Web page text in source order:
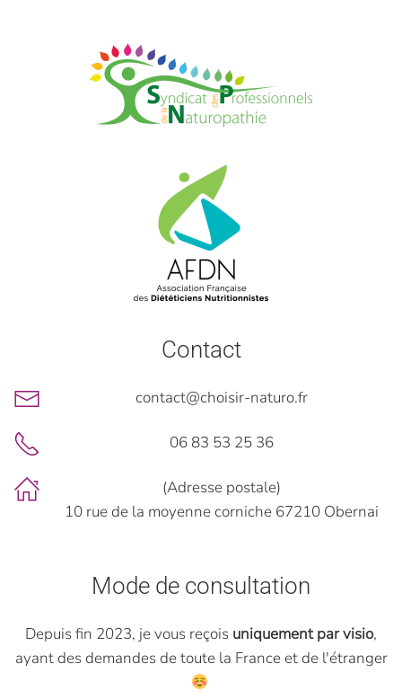
Contact
contact@choisir-naturo.fr
06 83 53 25 36
(Adresse postale)
10 rue de la moyenne corniche 67210 Obernai
Mode de consultation
Depuis fin 2023, je vous reçois uniquement par visio,
ayant des demandes de toute la France et de l'étranger